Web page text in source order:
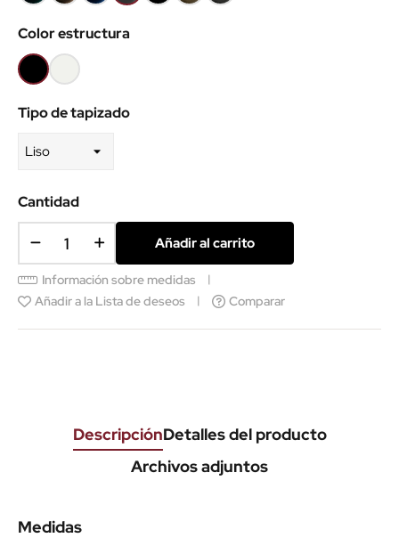
47
132
108
Taupe
Gris
Color estructura
NegroBlanco
Tipo de tapizado
Cantidad
Añadir al carrito
Información sobre medidas
Añadir a la Lista de deseos
Comparar
DescripciónDetalles del producto
Archivos adjuntos
Medidas